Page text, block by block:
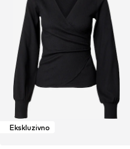
Ekskluzivno